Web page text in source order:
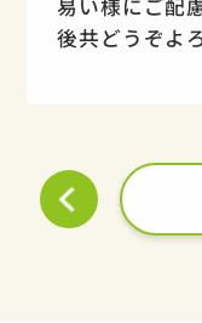
易い様にご配
後共どうぞよ